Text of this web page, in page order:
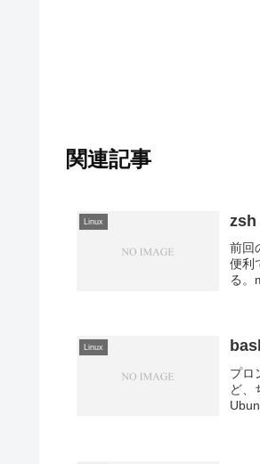
関連記事
Linux zsh
前回
便利
る。
Linux
プロ
ど、